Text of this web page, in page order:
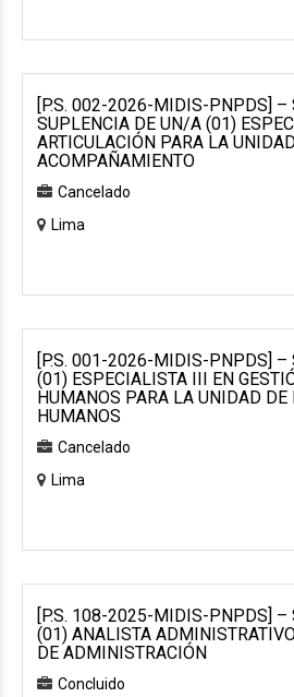
[P.S. 002-2026-MIDIS-PNPDS] –
SUPLENCIA DE UN/A (01)
ARTICULACIÓN PARA LA
ACOMPAÑAMIENTO
Cancelado
Lima
[P.S. 001-2026-MIDIS-PNPDS] –
(01) ESPECIALISTA III EN
HUMANOS PARA LA UNIDAD DE
HUMANOS
Cancelado
Lima
[P.S. 108-2025-MIDIS-PNPDS] –
(01) ANALISTA
DE ADMINISTRACIÓN
Concluido